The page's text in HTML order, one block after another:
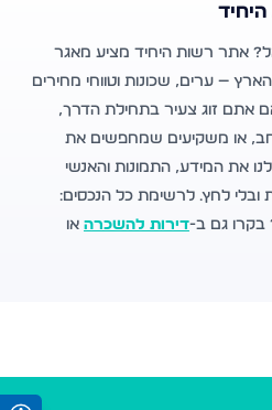
אתר רשות היחיד מציע מאגר
— ערים, שכונות וטווחי מחירים
אתם זוג צעיר בתחילת הדרך,
או משקיעים שמחפשים את
את המידע, התמונות והאנשי
לחץ. לרשימת כל הנכסים:
בקרו גם ב-דירות להשכרה או